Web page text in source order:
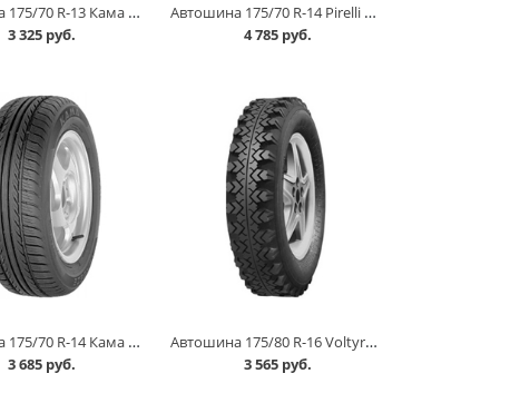
Автошина 175/70 R-13 Кама 365 (НК-241) 82H в Омске
3 325 руб.
Автошина 175/70 R-14 Pirelli Formula Energy 84T в Омске
4 785 руб.
Автошина 175/70 R-14 Кама Breeze 84T в Омске
3 685 руб.
Автошина 175/80 R-16 Voltyre ВЛИ-5 87Q (c камерой) в Омске
3 565 руб.